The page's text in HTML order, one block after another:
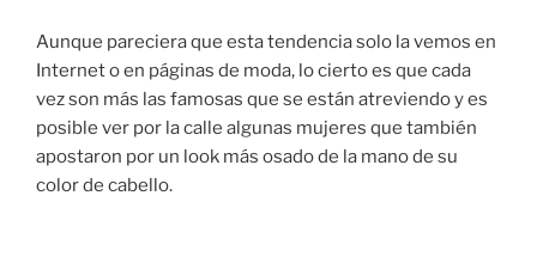
Aunque pareciera que esta tendencia solo la vemos en
Internet o en páginas de moda, lo cierto es que cada
vez son más las famosas que se están atreviendo y es
posible ver por la calle algunas mujeres que también
apostaron por un look más osado de la mano de su
color de cabello.